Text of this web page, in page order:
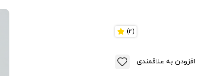
(4)
افزودن به علاقمندی